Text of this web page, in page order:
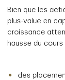
Bien que les
plus-value en
croissance
hausse du
des